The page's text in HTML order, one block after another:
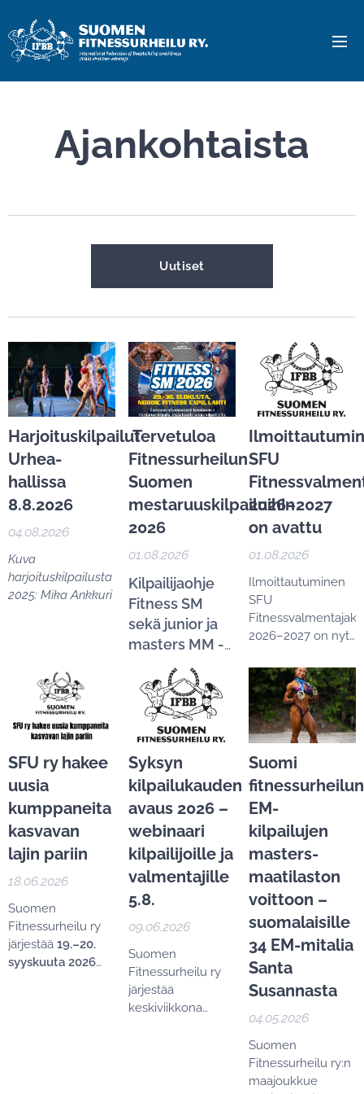
Ajankohtaista
Uutiset
Harjoituskilpailut
Urhea-
hallissa
8.8.2026
04.08.2026
Kuva
harjoituskilpailusta
2025: Mika Ankkuri
Tervetuloa
Fitnessurheilun
Suomen
mestaruuskilpailuihin
2026
01.08.2026
Kilpailijaohje
Fitness SM
sekä junior ja
masters MM -
karsintakilpailuihin
SFU
2026–2027
on avattu
01.08.2026
Ilmoittautuminen
SFU
2026–2027 on nyt
SFU ry hakee
uusia
kumppaneita
kasvavan
lajin pariin
18.06.2026
Suomen
Fitnessurheilu ry
järjestää 19.–20.
syyskuuta 2026
Syksyn
kilpailukauden
avaus 2026 –
webinaari
kilpailijoille ja
valmentajille
5.8.
09.06.2026
Suomen
Fitnessurheilu ry
järjestää
keskiviikkona
Suomi
fitnessurheilun
EM-
kilpailujen
masters-
maatilaston
voittoon –
suomalaisille
34 EM-mitalia
Santa
Susannasta
04.05.2026
Suomen
Fitnessurheilu ry:n
maajoukkue